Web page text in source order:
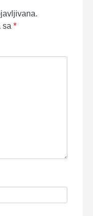
sa *